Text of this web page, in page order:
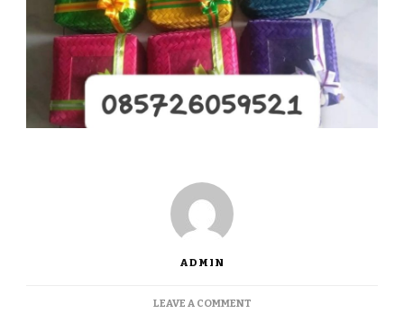
ADMIN
LEAVE A COMMENTON